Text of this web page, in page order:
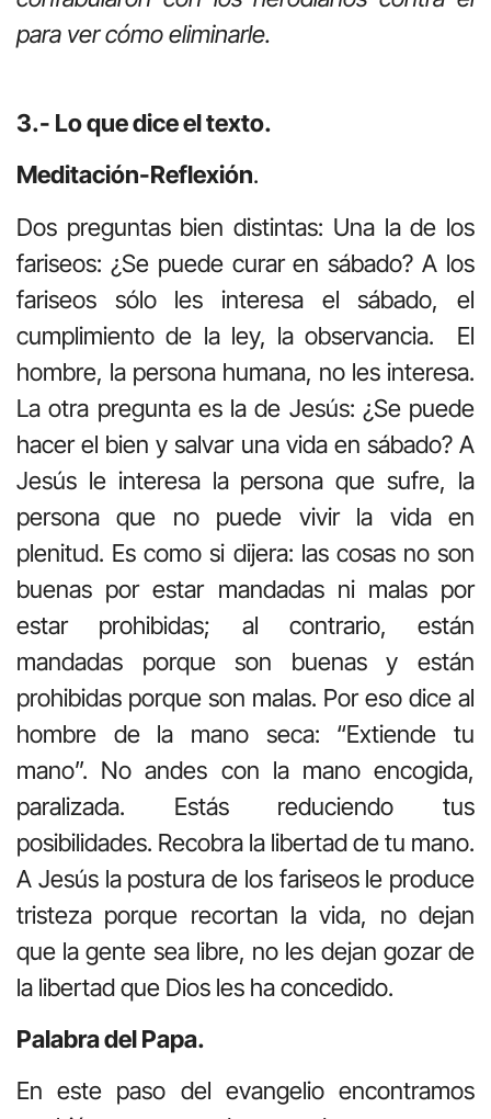
para ver cómo eliminarle.
3.- Lo que dice el texto.
Meditación-Reflexión.
Dos preguntas bien distintas: Una la de los
fariseos: ¿Se puede curar en sábado? A los
fariseos sólo les interesa el sábado, el
cumplimiento de la ley, la observancia. El
hombre, la persona humana, no les interesa.
La otra pregunta es la de Jesús: ¿Se puede
hacer el bien y salvar una vida en sábado? A
Jesús le interesa la persona que sufre, la
persona que no puede vivir la vida en
plenitud. Es como si dijera: las cosas no son
buenas por estar mandadas ni malas por
estar prohibidas; al contrario, están
mandadas porque son buenas y están
prohibidas porque son malas. Por eso dice al
hombre de la mano seca: “Extiende tu
mano”. No andes con la mano encogida,
paralizada. Estás reduciendo tus
posibilidades. Recobra la libertad de tu mano.
A Jesús la postura de los fariseos le produce
tristeza porque recortan la vida, no dejan
que la gente sea libre, no les dejan gozar de
la libertad que Dios les ha concedido.
Palabra del Papa.
En este paso del evangelio encontramos